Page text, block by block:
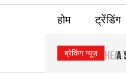
होम ट्रेंडिंग
ब्रेकिंग न्यूज़ A